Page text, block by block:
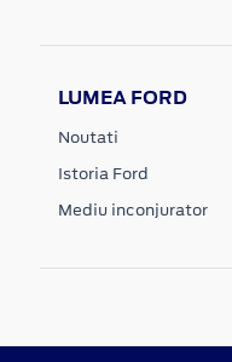
LUMEA FORD
Noutati
Istoria Ford
Mediu inconjurator